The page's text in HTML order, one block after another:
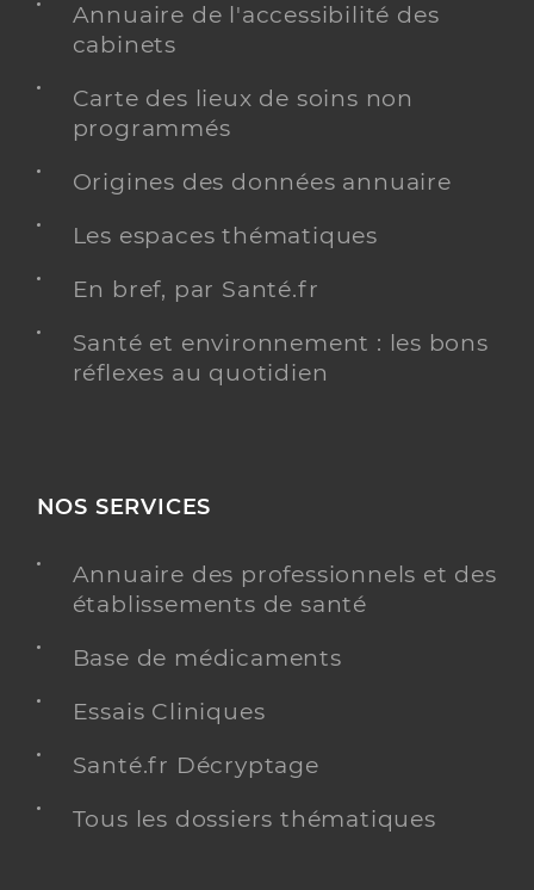
Annuaire de l'accessibilité des
cabinets
Carte des lieux de soins non
programmés
Origines des données annuaire
Les espaces thématiques
En bref, par Santé.fr
Santé et environnement : les bons
réflexes au quotidien
NOS SERVICES
Annuaire des professionnels et des
établissements de santé
Base de médicaments
Essais Cliniques
Santé.fr Décryptage
Tous les dossiers thématiques